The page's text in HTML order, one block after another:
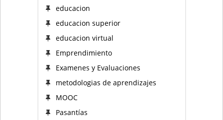
educacion
educacion superior
educacion virtual
Emprendimiento
Examenes y Evaluaciones
metodologias de aprendizajes
MOOC
Pasantías